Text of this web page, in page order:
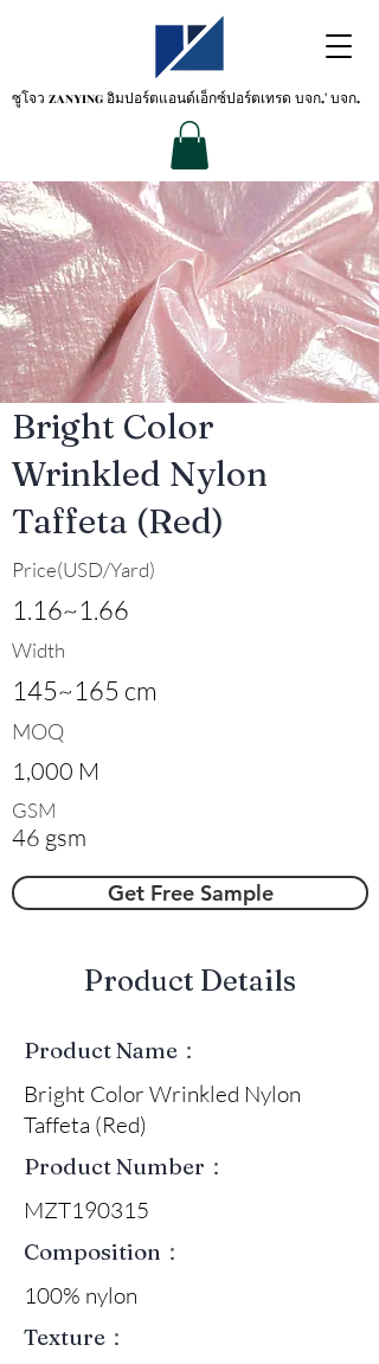
ซูโจว ZANYINGอิมปอร์ตแอนด์เอ็กซ์ปอร์ตเทรด บจก.' บจก.
Bright Color
Wrinkled Nylon
Taffeta (Red)
Price(USD/Yard)
1.16~1.66
Width
145~165 cm
MOQ
1,000 M
GSM
46 gsm
Get Free Sample
​Product Details
Product Name：
Bright Color Wrinkled Nylon
Taffeta (Red)
Product Number：
MZT190315
Composition：
100% nylon
Texture：